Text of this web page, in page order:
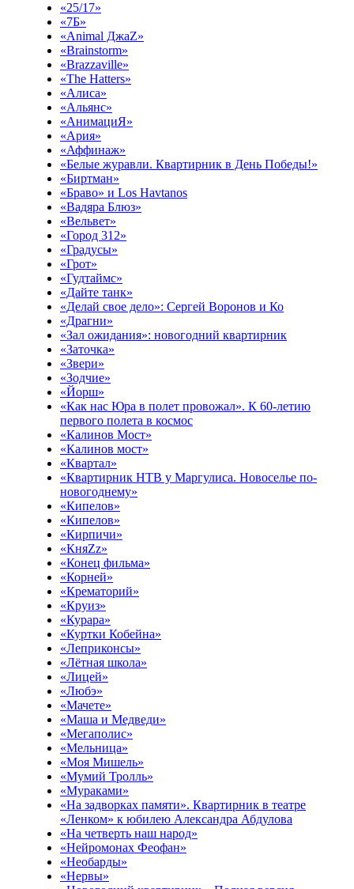
«25/17»
«7Б»
«Animal ДжаZ»
«Brainstorm»
«Brazzaville»
«The Hatters»
«Алиса»
«Альянс»
«АнимациЯ»
«Ария»
«Аффинаж»
«Белые журавли. Квартирник в День Победы!»
«Биртман»
«Браво» и Los Havtanos
«Вадяра Блюз»
«Вельвет»
«Город 312»
«Градусы»
«Грот»
«Гудтаймс»
«Дайте танк»
«Делай свое дело»: Сергей Воронов и Ко
«Драгни»
«Зал ожидания»: новогодний квартирник
«Заточка»
«Звери»
«Зодчие»
«Йорш»
«Как нас Юра в полет провожал». К 60-летию
первого полета в космос
«Калинов Мост»
«Калинов мост»
«Квартал»
«Квартирник НТВ у Маргулиса. Новоселье по-
новогоднему»
«Кипелов»
«Кипелов»
«Кирпичи»
«КняZz»
«Конец фильма»
«Корней»
«Крематорий»
«Круиз»
«Курара»
«Куртки Кобейна»
«Леприконсы»
«Лётная школа»
«Лицей»
«Любэ»
«Мачете»
«Маша и Медведи»
«Мегаполис»
«Мельница»
«Моя Мишель»
«Мумий Тролль»
«Мураками»
«На задворках памяти». Квартирник в театре
«Ленком» к юбилею Александра Абдулова
«На четверть наш народ»
«Нейромонах Феофан»
«Необарды»
«Нервы»